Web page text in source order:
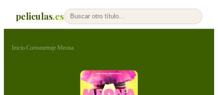
peliculas.es
Inicio›Cortometraje›Meona